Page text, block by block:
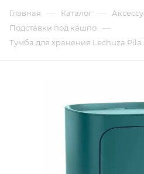
Главная — Каталог —
Подставки под кашпо —
Тумба для хранения Lechuza Pila